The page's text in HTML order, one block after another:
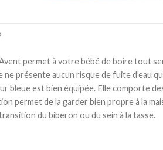
permet à votre bébé de boire tout
ne présente aucun risque de fuite d’eau
bleue est bien équipée. Elle comporte
permet de la garder bien propre à la
du biberon ou du sein à la tasse.